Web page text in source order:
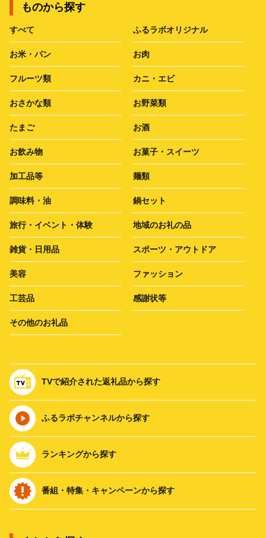
ものから探す
すべて ふるラボオリジナル
お米・パン お肉
フルーツ類 カニ・エビ
おさかな類 お野菜類
たまご お酒
お飲み物 お菓子・スイーツ
加工品等 麺類
調味料・油 鍋セット
旅行・イベント・体験 地域のお礼の品
雑貨・日用品 スポーツ・アウトドア
美容 ファッション
工芸品 感謝状等
その他のお礼品
TVで紹介された返礼品から探す
ふるラボチャンネルから探す
ランキングから探す
番組・特集・キャンペーンから探す